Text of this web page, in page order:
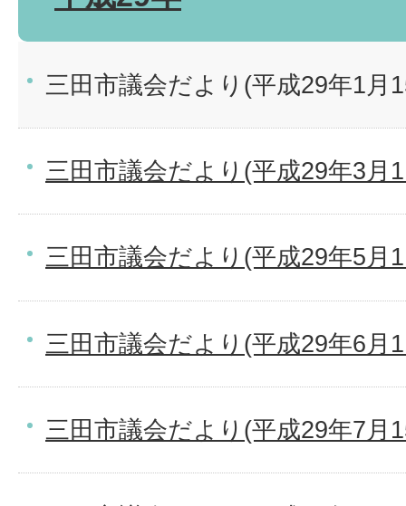
三田市議会だより(平成29年1月
三田市議会だより(平成29年3月
三田市議会だより(平成29年5月
三田市議会だより(平成29年6月
三田市議会だより(平成29年7月